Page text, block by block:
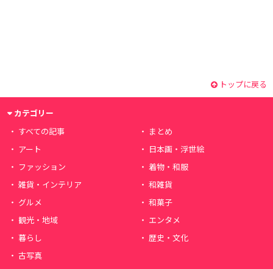
トップに戻る
カテゴリー
すべての記事
まとめ
アート
日本画・浮世絵
ファッション
着物・和服
雑貨・インテリア
和雑貨
グルメ
和菓子
観光・地域
エンタメ
暮らし
歴史・文化
古写真